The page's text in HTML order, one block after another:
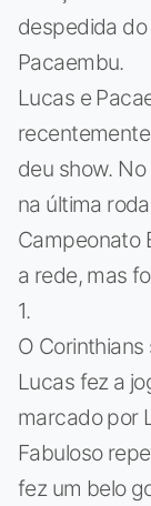
despedida
Pacaembu.
Lucas e
deu show.
na última
Campeonato
a rede, mas
1.
O
Lucas fez a
marcado por
Fabuloso
fez um belo